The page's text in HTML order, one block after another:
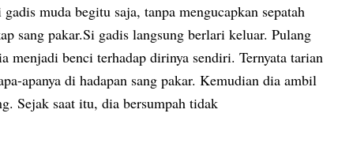
muda begitu saja, tanpa mengucapkan sepatah
sang pakar.Si gadis langsung berlari keluar. Pulang
menjadi benci terhadap dirinya sendiri. Ternyata tarian
apanya di hadapan sang pakar. Kemudian dia ambil
Sejak saat itu, dia bersumpah tidak